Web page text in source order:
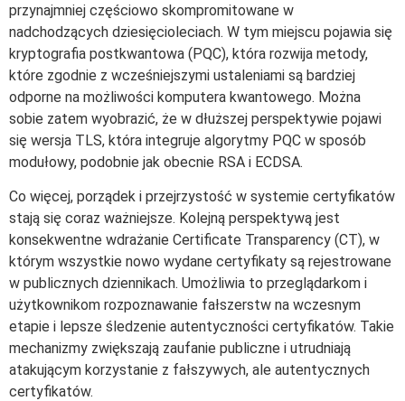
przynajmniej częściowo skompromitowane w
nadchodzących dziesięcioleciach. W tym miejscu pojawia się
kryptografia postkwantowa (PQC), która rozwija metody,
które zgodnie z wcześniejszymi ustaleniami są bardziej
odporne na możliwości komputera kwantowego. Można
sobie zatem wyobrazić, że w dłuższej perspektywie pojawi
się wersja TLS, która integruje algorytmy PQC w sposób
modułowy, podobnie jak obecnie RSA i ECDSA.
Co więcej, porządek i przejrzystość w systemie certyfikatów
stają się coraz ważniejsze. Kolejną perspektywą jest
konsekwentne wdrażanie Certificate Transparency (CT), w
którym wszystkie nowo wydane certyfikaty są rejestrowane
w publicznych dziennikach. Umożliwia to przeglądarkom i
użytkownikom rozpoznawanie fałszerstw na wczesnym
etapie i lepsze śledzenie autentyczności certyfikatów. Takie
mechanizmy zwiększają zaufanie publiczne i utrudniają
atakującym korzystanie z fałszywych, ale autentycznych
certyfikatów.